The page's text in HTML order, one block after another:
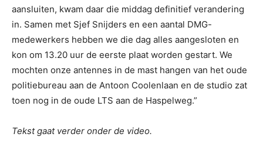
aansluiten, kwam daar die middag definitief verandering
in. Samen met Sjef Snijders en een aantal DMG-
medewerkers hebben we die dag alles aangesloten en
kon om 13.20 uur de eerste plaat worden gestart. We
mochten onze antennes in de mast hangen van het oude
politiebureau aan de Antoon Coolenlaan en de studio zat
toen nog in de oude LTS aan de Haspelweg.”
Tekst gaat verder onder de video.